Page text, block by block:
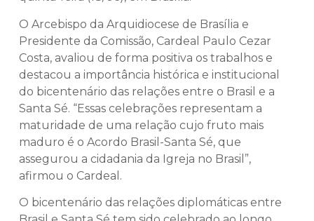
O Arcebispo da Arquidiocese de Brasília e
Presidente da Comissão, Cardeal Paulo Cezar
Costa, avaliou de forma positiva os trabalhos e
destacou a importância histórica e institucional
do bicentenário das relações entre o Brasil e a
Santa Sé. “Essas celebrações representam a
maturidade de uma relação cujo fruto mais
maduro é o Acordo Brasil-Santa Sé, que
assegurou a cidadania da Igreja no Brasil”,
afirmou o Cardeal.
O bicentenário das relações diplomáticas entre